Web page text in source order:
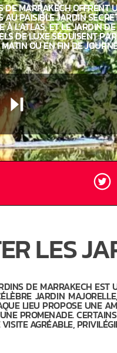
DE MARRAKECH
AU PAISIBLE JARDIN
À L’ATLAS, ET LE JARDIN
DE LUXE SÉDUISENT
OU EN FIN DE
LES
DE MARRAKECH EST
JARDIN
LIEU PROPOSE UNE
PROMENADE.
AGRÉABLE,